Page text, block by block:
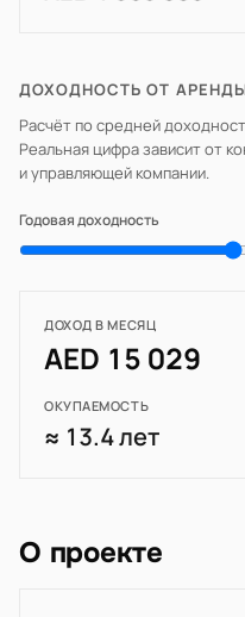
ДОХОДНОСТЬ ОТ
Расчёт по средней
Реальная цифра зависит от
и управляющей компании.
Годовая доходность
ДОХОД В МЕСЯЦ
AED 15 029
ОКУПАЕМОСТЬ
≈ 13.4 лет
О проекте